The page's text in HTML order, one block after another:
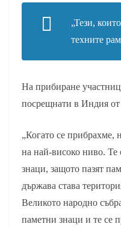
„Тези,
техните
На прибиране
посрещнати в Индия
„Когато се прибрахме,
на най-високо ниво. Те
знаци, защото пазят
държава става
Великото народно
паметни знаци и те се